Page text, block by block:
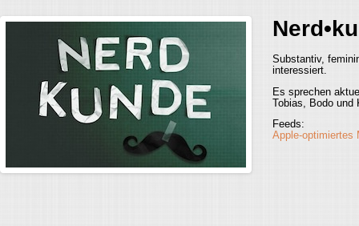
Substantiv,
interessiert.
Es sprechen
Tobias, Bodo und
Feeds:
Apple-optimiertes